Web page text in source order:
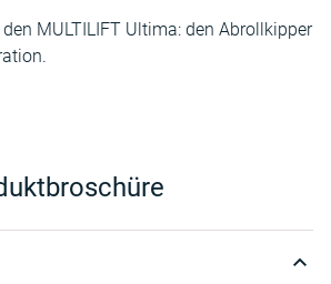
MULTILIFT Ultima: den Abrollkipper